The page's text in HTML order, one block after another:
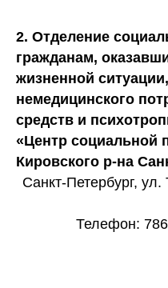
2. Отделение
гражданам,
жизненной
немедицинского
средств и
«Центр социальной
Кировского р-на
Санкт-Петербург,
Телефон: